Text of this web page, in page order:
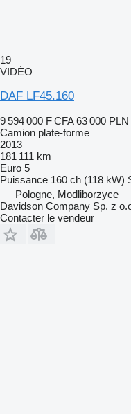
19
VIDÉO
DAF LF45.160
9 594 000 F CFA 63 000 PLN
Camion plate-forme
2013
181 111 km
Euro 5
Puissance 160 ch (118 kW)
Pologne, Modliborzyce
Davidson Company Sp. z
Contacter le vendeur